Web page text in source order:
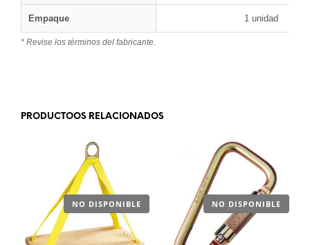
Empaque 1 unidad
* Revise los términos del fabricante.
PRODUCTOOS RELACIONADOS
NO DISPONIBLE NO DISPONIBLE